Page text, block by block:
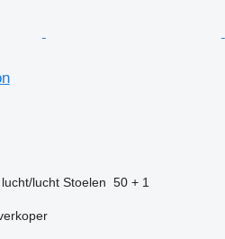
lucht/lucht Stoelen 50 + 1